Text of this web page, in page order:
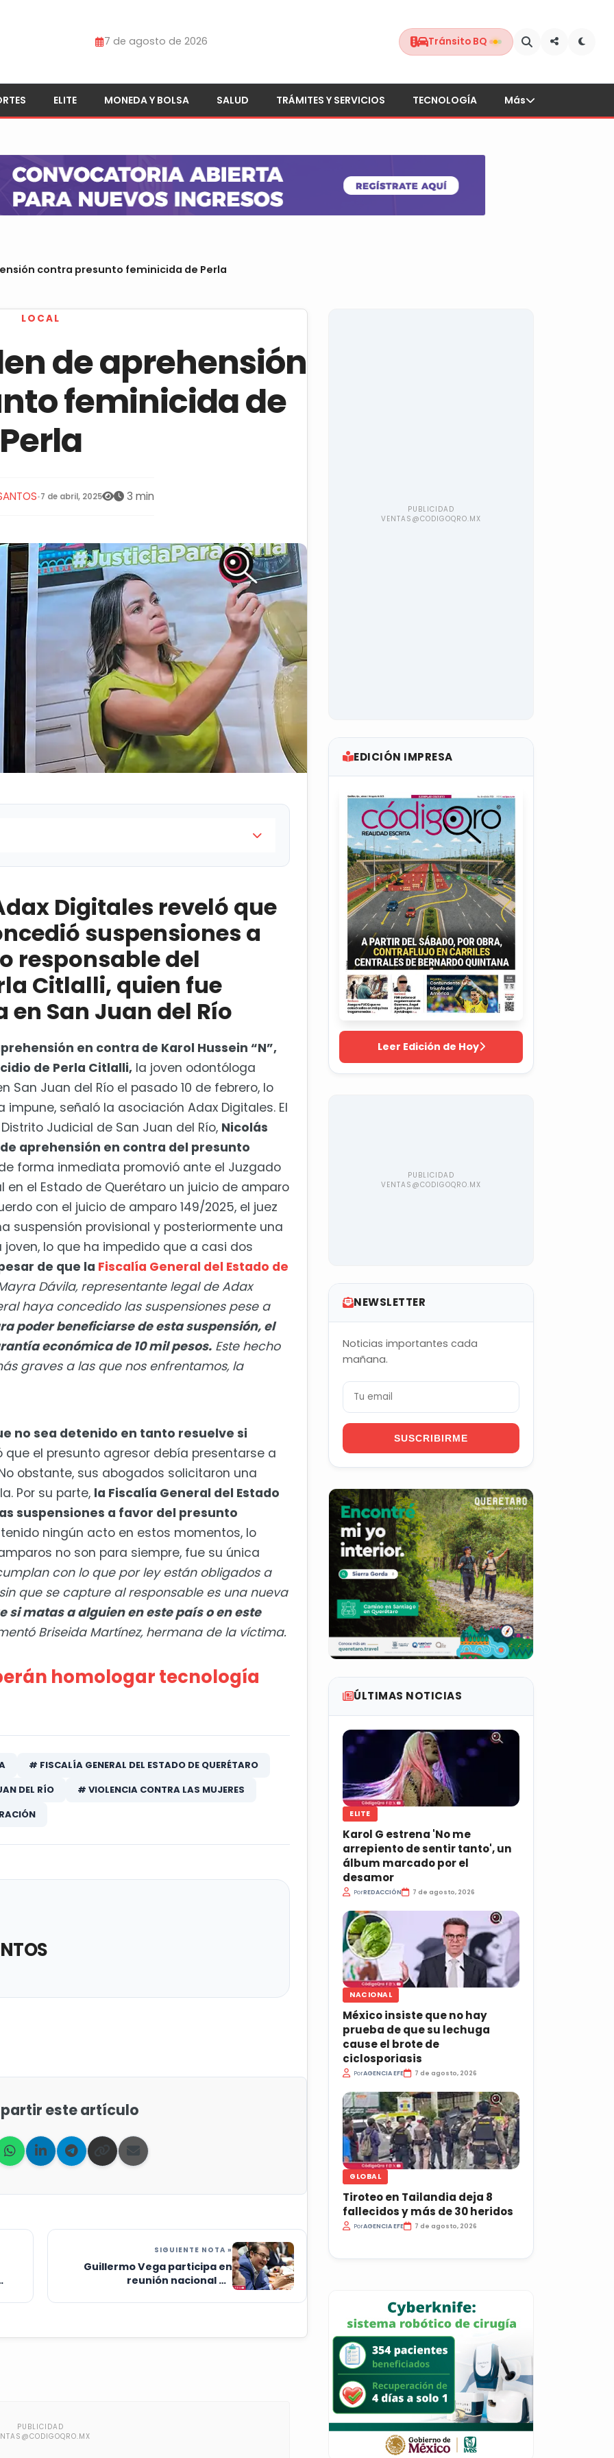
7 de agosto de 2026 Tránsito BQ
ELITE MONEDA Y BOLSA SALUD TRÁMITES Y SERVICIOS TECNOLOGÍA Más
contra presunto feminicida de Perla
LOCAL
de aprehensión
feminicida de
Perla
•7 de abril, 2025 3 min
tecnología para enlazarse: SSC
Digitales reveló que
suspensiones a
responsable del
Citlalli, quien fue
San Juan del Río
en contra de Karol Hussein “N”,
de Perla Citlalli, la joven odontóloga
San Juan del Río el pasado 10 de febrero, lo
señaló la asociación Adax Digitales. El
Judicial de San Juan del Río, Nicolás
aprehensión en contra del presunto
forma inmediata promovió ante el Juzgado
en el Estado de Querétaro un juicio de amparo
con el juicio de amparo 149/2025, el juez
suspensión provisional y posteriormente una
lo que ha impedido que a casi dos
de que la Fiscalía General del Estado de
Dávila, representante legal de Adax
haya concedido las suspensiones pese a
poder beneficiarse de esta suspensión, el
económica de 10 mil pesos. Este hecho
graves a las que nos enfrentamos, la
no sea detenido en tanto resuelve si
que el presunto agresor debía presentarse a
obstante, sus abogados solicitaron una
Por su parte, la Fiscalía General del Estado
suspensiones a favor del presunto
tenido ningún acto en estos momentos, lo
no son para siempre, fue su única
con lo que por ley están obligados a
que se capture al responsable es una nueva
si matas a alguien en este país o en este
Briseida Martínez, hermana de la víctima.
homologar tecnología
# FISCALÍA GENERAL DEL ESTADO DE QUERÉTARO
DEL RÍO
# VIOLENCIA CONTRA LAS MUJERES
este artículo
SIGUIENTE NOTA »
Guillermo Vega participa en
reunión nacional de
EDICIÓN IMPRESA
Leer Edición de Hoy
NEWSLETTER
Noticias importantes cada
mañana.
SUSCRIBIRME
ÚLTIMAS NOTICIAS
ELITE
Karol G estrena 'No me
arrepiento de sentir tanto', un
álbum marcado por el
desamor
PorREDACCIÓN 7 de agosto, 2026
NACIONAL
México insiste que no hay
prueba de que su lechuga
cause el brote de
ciclosporiasis
PorAGENCIA EFE 7 de agosto, 2026
GLOBAL
Tiroteo en Tailandia deja 8
fallecidos y más de 30 heridos
PorAGENCIA EFE 7 de agosto, 2026